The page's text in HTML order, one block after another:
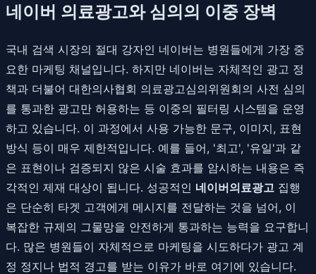
네이버 의료광고와 심의의 이중 장벽
국내 검색 시장의 절대 강자인 네이버는 병원들에게 가장 중
요한 마케팅 채널입니다. 하지만 네이버는 자체적인 광고 정
책과 더불어 대한의사협회 의료광고심의위원회의 사전 심의
를 통과한 광고만 허용하는 등 이중의 필터링 시스템을 운영
하고 있습니다. 이 과정에서 사용 가능한 문구, 이미지, 표현
방식 등이 매우 제한적입니다. 예를 들어, '최고', '유일'과 같
은 표현이나 검증되지 않은 시술 효과를 암시하는 내용은 즉
각적인 제재 대상이 됩니다. 성공적인 네이버의료광고 집행
은 단순히 타겟 고객에게 메시지를 전달하는 것을 넘어, 이
복잡한 규제의 그물망을 안전하게 통과하는 능력을 요구합니
다. 많은 병원들이 자체적으로 마케팅을 시도하다가 광고 계
정 정지나 법적 경고를 받는 이유가 바로 여기에 있습니다.